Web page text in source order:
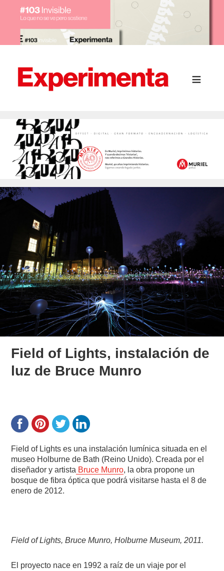
Field of Lights, instalación de
luz de Bruce Munro
Field of Lights es una instalación lumínica situada en el
museo Holburne de Bath (Reino Unido). Creada por el
diseñador y artista Bruce Munro, la obra propone un
bosque de fibra óptica que podrá visitarse hasta el 8 de
enero de 2012.
Field of Lights, Bruce Munro, Holburne Museum, 2011.
El proyecto nace en 1992 a raíz de un viaje por el